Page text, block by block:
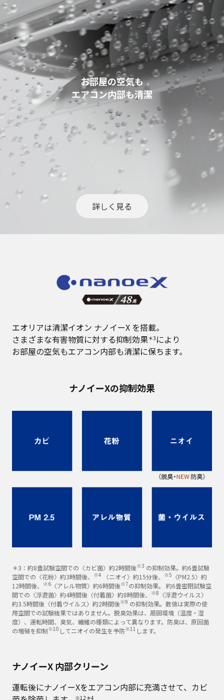
お部屋の空気も
エアコン内部も清潔
詳しく見る
エオリアは清潔イオン ナノイーX を搭載。
さまざまな有害物質に対する抑制効果＊3 により
お部屋の空気もエアコン内部も清潔に保ちます。
ナノイーXの抑制効果
＊3：約8畳試験空間での〈カビ菌〉約2時間後※3 の抑制効果。約6畳試験
空間での〈花粉〉約3時間後、
※4 〈ニオイ〉約15分後、 ※5 〈PM2.5〉約
12時間後、
※6 〈アレル物質〉約6時間後※7の抑制効果。 約6畳密閉試験空
間での〈浮遊菌〉約4時間後〈付着菌〉約8時間後、
※8 〈浮遊ウイルス〉
約3.5時間後〈付着ウイルス〉約2時間後※9 の抑制効果。数値は実際の使
用空間での試験結果ではありません。脱臭効果は、周囲環境（温度・湿
度）、運転時間、臭気、繊維の種類によって異なります。防臭は、原因菌
の増殖を抑制※10 してニオイの発生を予防※11 します。
ナノイーX 内部クリーン
運転後にナノイーXをエアコン内部に充満させて、カビ
※12＊4